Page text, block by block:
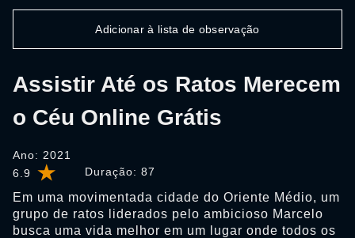
6.9 Duração: 87
Assistir Até os Ratos Merecem
o Céu Online Grátis
Ano: 2021
Em uma movimentada cidade do Oriente Médio, um
grupo de ratos liderados pelo ambicioso Marcelo
busca uma vida melhor em um lugar onde todos os
Adicionar à lista de observação